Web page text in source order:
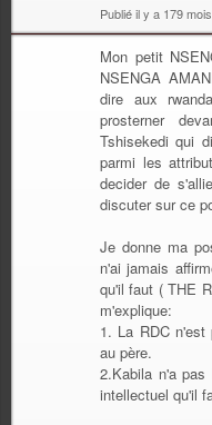
Publié il y a 179
Mon petit
NSENGA
dire aux
prosterner
Tshisekedi qui
parmi les
decider de
discuter sur ce
Je donne ma
n'ai jamais
qu'il faut ( THE
m'explique:
1. La RDC
au père.
2.Kabila n'a
intellectuel qu'il